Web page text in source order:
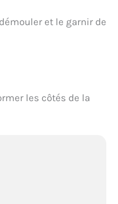
et le garnir de
les côtés de la